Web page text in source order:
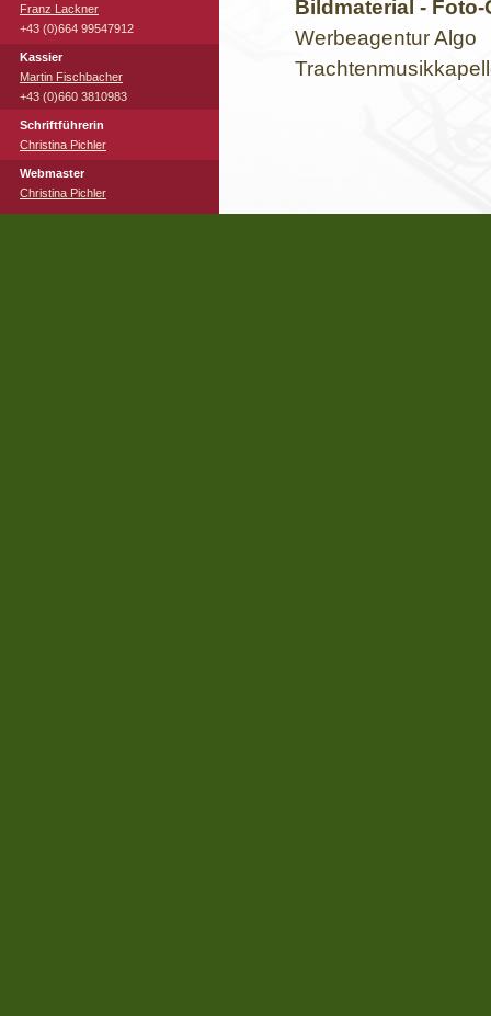
Franz Lackner
+43 (0)664 99547912
Kassier
Martin Fischbacher
+43 (0)660 3810983
Schriftführerin
Christina Pichler
Webmaster
Christina Pichler
Bildmaterial -
Werbeagentur Algo